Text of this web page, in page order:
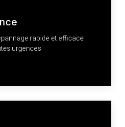
rapide et efficace
urgences